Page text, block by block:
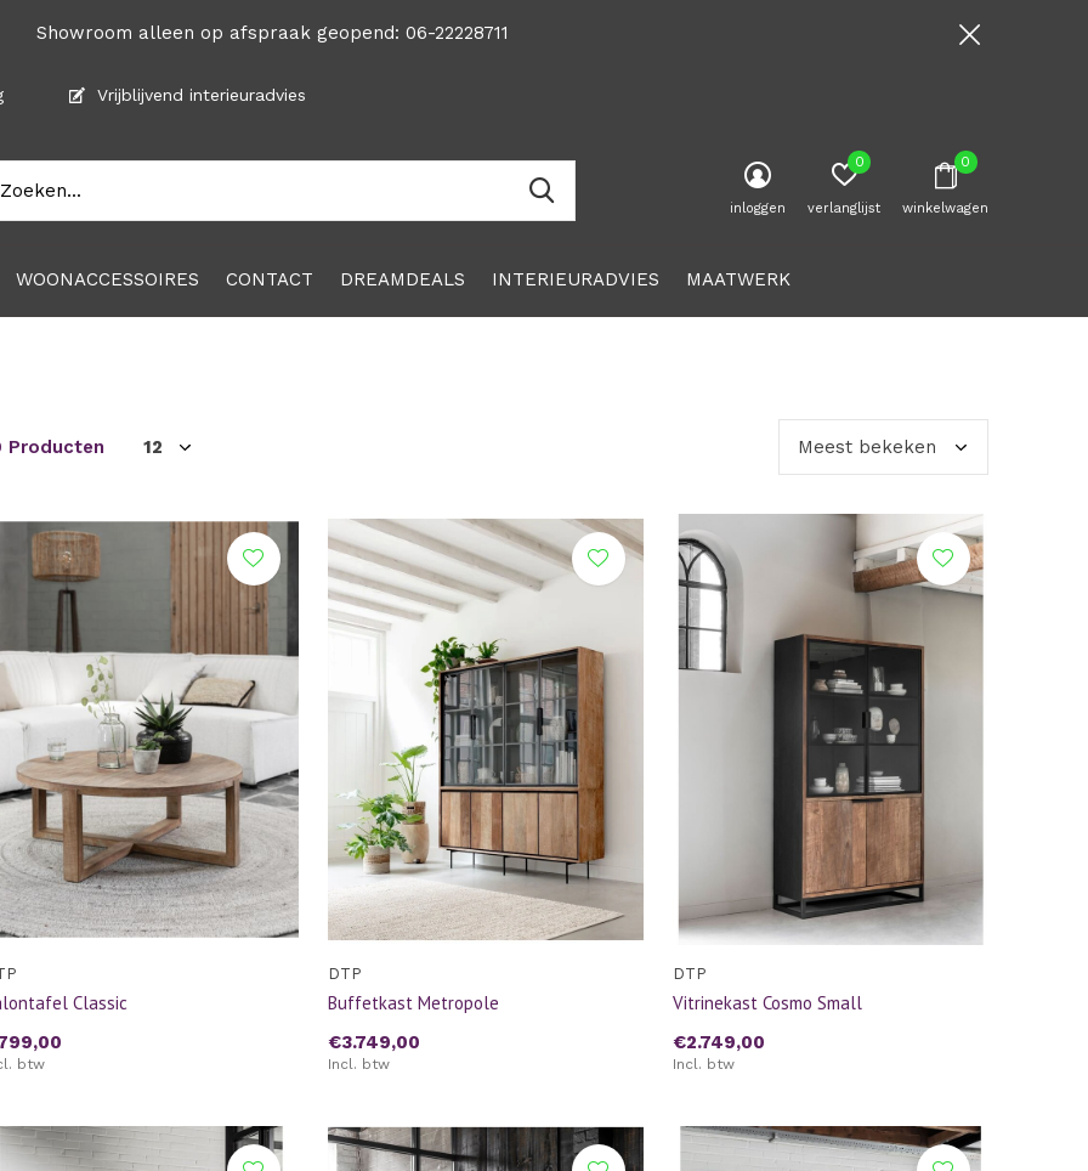
WOONACCESSOIRES CONTACT DREAMDEALS INTERIEURADVIES MAATWERK
inloggen verlanglijst
0
winkelwagen
0
Vrijblijvend interieuradvies
Showroom alleen op afspraak geopend: 06-22228711
Producten
Classic
btw
DTP
Buffetkast Metropole
€3.749,00
Incl. btw
DTP
Vitrinekast Cosmo Small
€2.749,00
Incl. btw